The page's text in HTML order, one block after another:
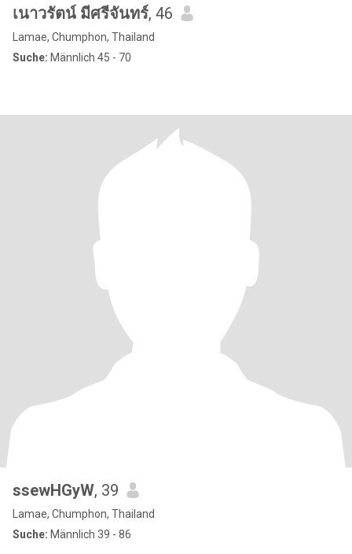
เนาวรัตน์ มีศรีจันทร์, 46
Lamae, Chumphon, Thailand
Suche: Männlich 45 - 70
ssewHGyW, 39
Lamae, Chumphon, Thailand
Suche: Männlich 39 - 86